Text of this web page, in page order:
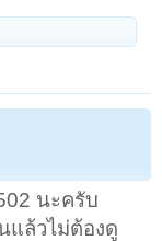
นะครับ
แล้วไม่ต้องดู